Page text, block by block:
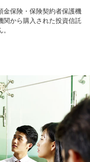
金保険・保険契約者保護機
関から購入された投資信託